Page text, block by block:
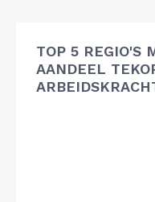
TOP 5 REGIO'S
AANDEEL